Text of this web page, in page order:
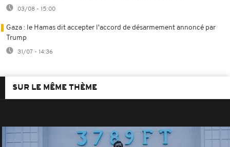
03/08 - 15:00
Gaza : le Hamas dit accepter l'accord de désarmement annoncé par
Trump
31/07 - 14:36
SUR LE MÊME THÈME